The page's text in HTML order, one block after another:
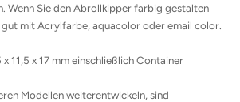
Wenn Sie den Abrollkipper farbig gestalten
mit Acrylfarbe, aquacolor oder email color.
x 11,5 x 17 mm einschließlich Container
Modellen weiterentwickeln, sind